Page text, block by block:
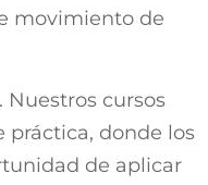
movimiento de
Nuestros cursos
donde los
de aplicar